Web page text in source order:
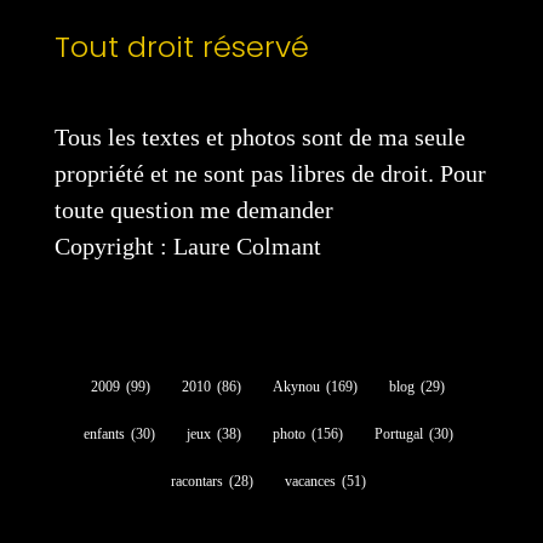
Tout droit réservé
Tous les textes et photos sont de ma seule
propriété et ne sont pas libres de droit. Pour
toute question me demander
Copyright : Laure Colmant
2009 (99) 2010 (86) Akynou (169) blog (29)
enfants (30) jeux (38) photo (156) Portugal (30)
racontars (28) vacances (51)